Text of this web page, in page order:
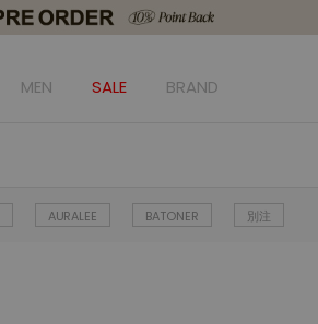
MEN SALE BRAND
AURALEE BATONER 別注